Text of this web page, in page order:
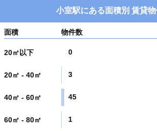
小室駅にある面積別 賃貸
面積 物件数
20㎡以下 0
20㎡ - 40㎡ 3
40㎡ - 60㎡ 45
60㎡ - 80㎡ 1